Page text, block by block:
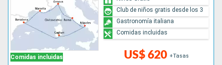
Comidas incluidas US$ 620 +Tasas
Club de niños gratis desde los 3
Gastronomía italiana
Comidas incluidas